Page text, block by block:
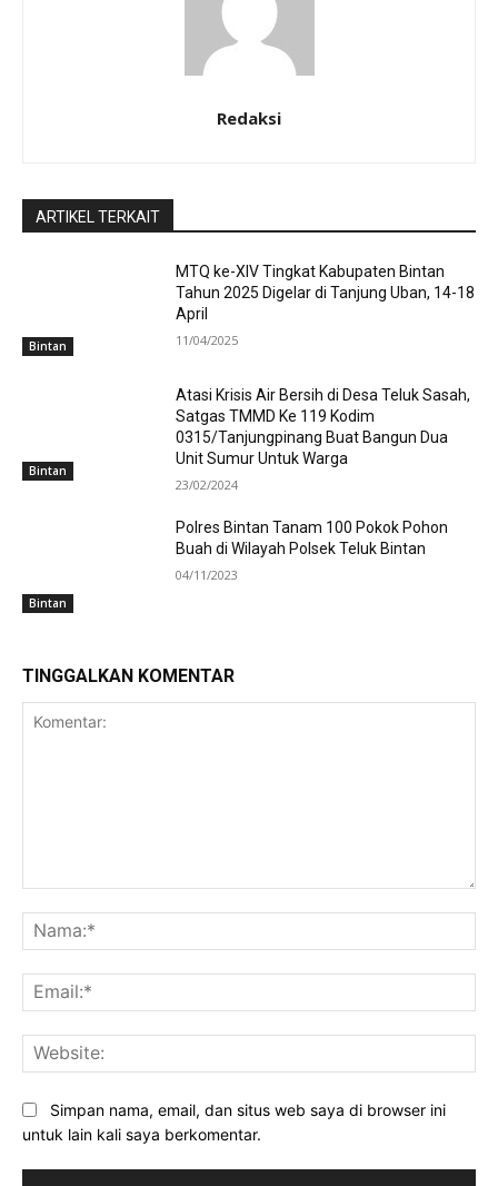
Redaksi
ARTIKEL TERKAIT
Bintan
MTQ ke-XIV Tingkat Kabupaten Bintan
Tahun 2025 Digelar di Tanjung Uban, 14-18
April
11/04/2025
Bintan
Atasi Krisis Air Bersih di Desa Teluk Sasah,
Satgas TMMD Ke 119 Kodim
0315/Tanjungpinang Buat Bangun Dua
Unit Sumur Untuk Warga
23/02/2024
Bintan
Polres Bintan Tanam 100 Pokok Pohon
Buah di Wilayah Polsek Teluk Bintan
04/11/2023
TINGGALKAN KOMENTAR
Simpan nama, email, dan situs web saya di browser ini
untuk lain kali saya berkomentar.